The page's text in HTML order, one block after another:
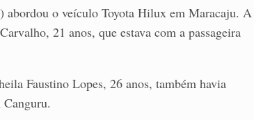
abordou o veículo Toyota Hilux em Maracaju. A
21 anos, que estava com a passageira
Faustino Lopes, 26 anos, também havia